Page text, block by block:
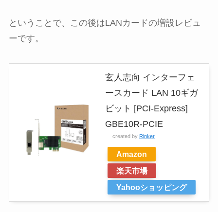
ということで、この後はLANカードの増設レビュ
ーです。
玄人志向 インターフェ
ースカード LAN 10ギガ
ビット [PCI-Express]
GBE10R-PCIE
created by Rinker
Amazon
楽天市場
Yahooショッピング